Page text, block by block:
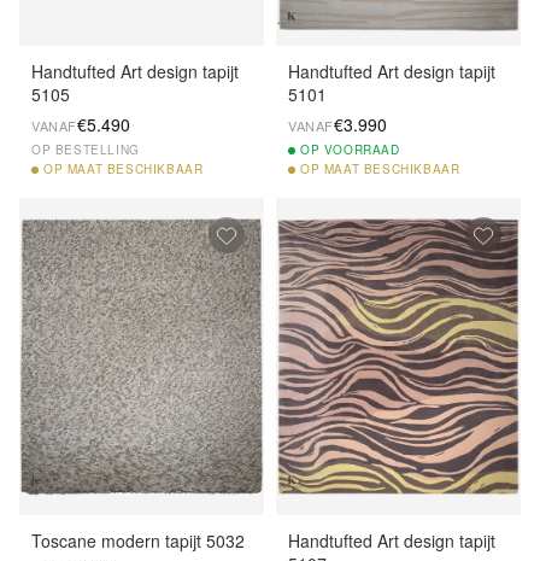
Handtufted Art design tapijt
5105
VANAF€5.490
OP BESTELLING
OP MAAT BESCHIKBAAR
Handtufted Art design tapijt
5101
VANAF€3.990
OP VOORRAAD
OP MAAT BESCHIKBAAR
Toscane modern tapijt 5032
Handtufted Art design tapijt